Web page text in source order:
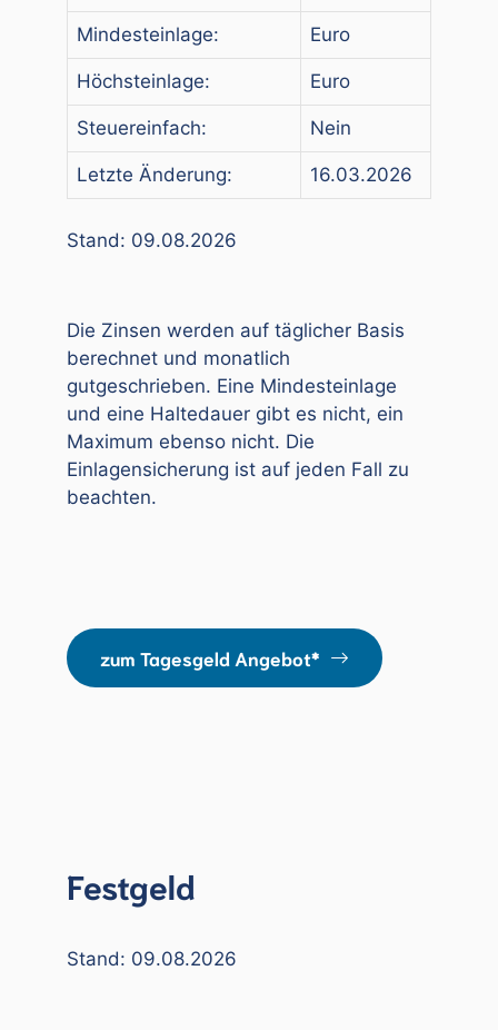
Mindesteinlage: Euro
Höchsteinlage: Euro
Steuereinfach: Nein
Letzte Änderung: 16.03.2026
Stand: 09.08.2026
Die Zinsen werden auf täglicher Basis
berechnet und monatlich
gutgeschrieben. Eine Mindesteinlage
und eine Haltedauer gibt es nicht, ein
Maximum ebenso nicht. Die
Einlagensicherung ist auf jeden Fall zu
beachten.
zum Tagesgeld Angebot*
Festgeld
Stand: 09.08.2026